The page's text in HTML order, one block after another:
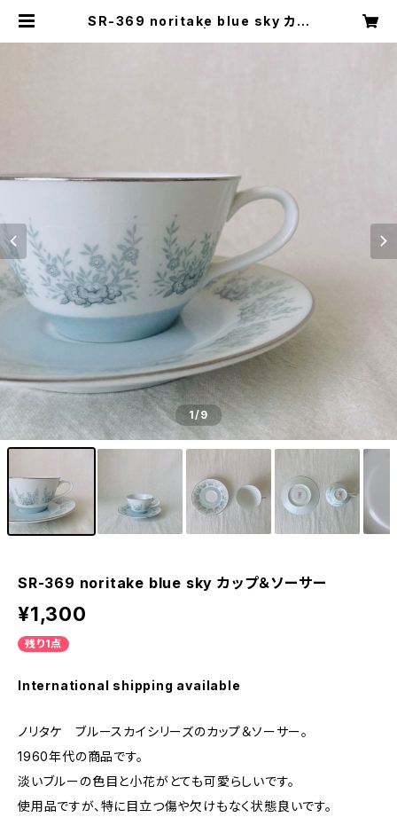
SR-369 noritake blue sky カッ
1/9
SR-369 noritake blue sky カップ＆ソーサー
¥1,300
残り1点
International shipping available
ノリタケ ブルースカイシリーズのカップ＆ソーサー。
1960年代の商品です。
淡いブルーの色目と小花がとても可愛らしいです。
使用品ですが、特に目立つ傷や欠けもなく状態良いです。